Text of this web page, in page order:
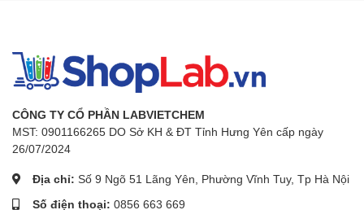
gồm:
- 1 muỗng
- 1 bàn chải
- 4 bảng so màu pH, Nito, photpho và kali
CÔNG TY CỔ PHẦN LABVIETCHEM
MST: 0901166265 DO Sở KH & ĐT Tỉnh Hưng Yên cấp ngày
26/07/2024
Địa chỉ: Số 9 Ngõ 51 Lãng Yên, Phường Vĩnh Tuy, Tp Hà Nội
Số điện thoại: 0856 663 669